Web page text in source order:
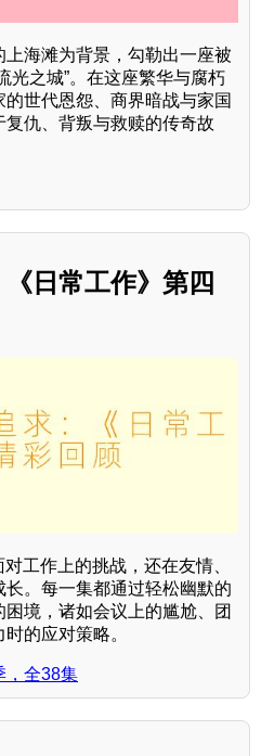
上海滩为背景，勾勒出一座被
光之城”。在这座繁华与腐朽
世代恩怨、商界暗战与家国
仇、背叛与救赎的传奇故
日常工作》第四
工作上的挑战，还在友情、
。每一集都通过轻松幽默的
境，诸如会议上的尴尬、团
的应对策略。
，全38集